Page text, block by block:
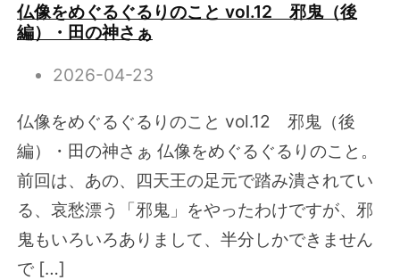
仏像をめぐるぐるりのこと vol.12 邪鬼（後
編）・田の神さぁ
2026-04-23
仏像をめぐるぐるりのこと vol.12 邪鬼（後
編）・田の神さぁ 仏像をめぐるぐるりのこと。
前回は、あの、四天王の足元で踏み潰されてい
る、哀愁漂う「邪鬼」をやったわけですが、邪
鬼もいろいろありまして、半分しかできません
で […]